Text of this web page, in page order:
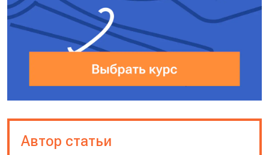
Автор статьи